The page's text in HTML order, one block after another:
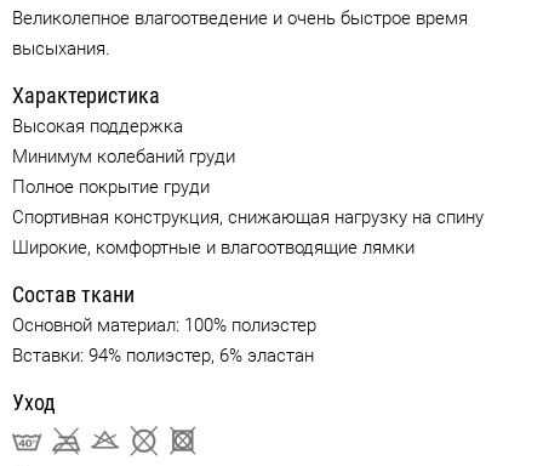
Великолепное влагоотведение и очень быстрое время
высыхания.
Характеристика
Высокая поддержка
Минимум колебаний груди
Полное покрытие груди
Спортивная конструкция, снижающая нагрузку на спину
Широкие, комфортные и влагоотводящие лямки
Состав ткани
Основной материал: 100% полиэстер
Вставки: 94% полиэстер, 6% эластан
Уход